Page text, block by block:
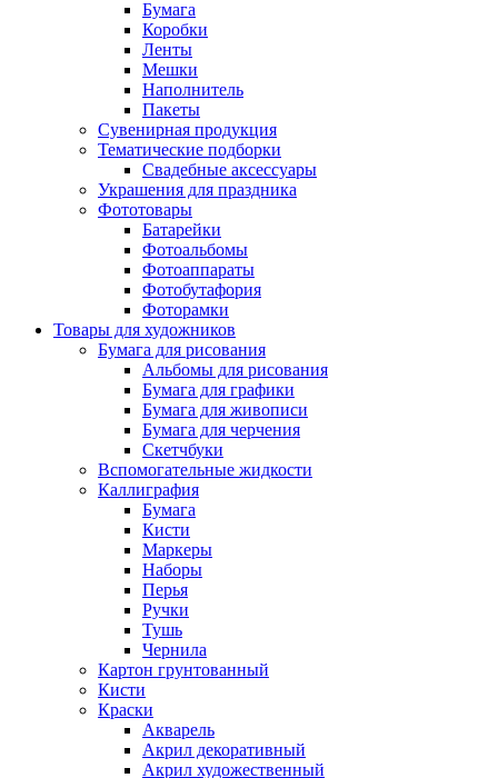
Бумага
Коробки
Ленты
Мешки
Наполнитель
Пакеты
Сувенирная продукция
Тематические подборки
Свадебные аксессуары
Украшения для праздника
Фототовары
Батарейки
Фотоальбомы
Фотоаппараты
Фотобутафория
Фоторамки
Товары для художников
Бумага для рисования
Альбомы для рисования
Бумага для графики
Бумага для живописи
Бумага для черчения
Скетчбуки
Вспомогательные жидкости
Каллиграфия
Бумага
Кисти
Маркеры
Наборы
Перья
Ручки
Тушь
Чернила
Картон грунтованный
Кисти
Краски
Акварель
Акрил декоративный
Акрил художественный